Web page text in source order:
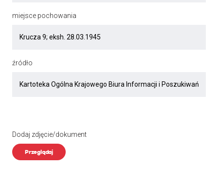
miejsce pochowania
źródło
Dodaj zdjęcie/dokument
Przeglądaj